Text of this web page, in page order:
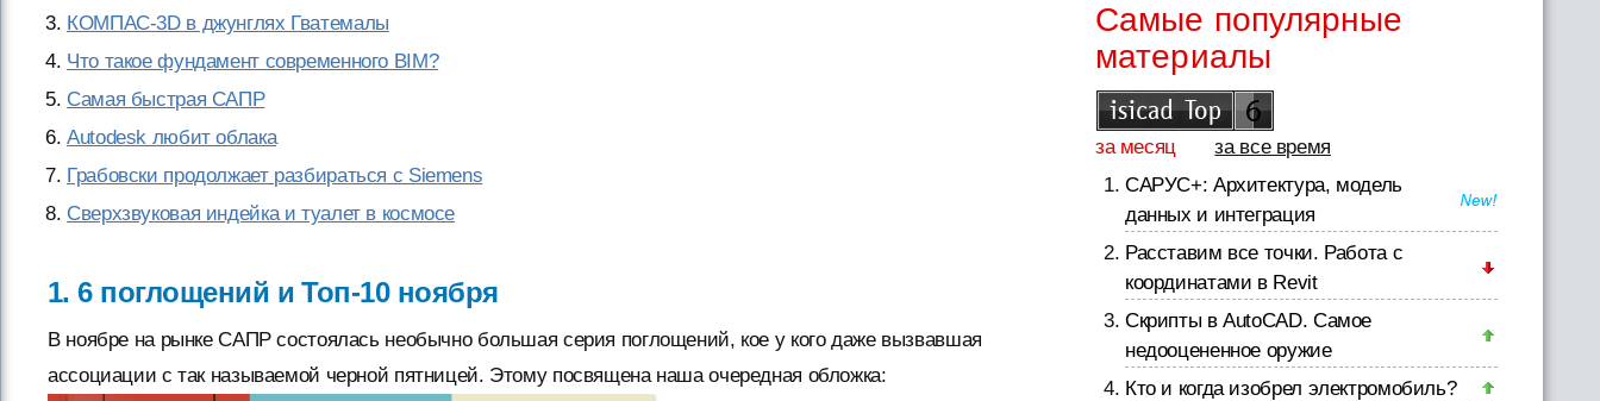
КОМПАС-3D в джунглях Гватемалы
Что такое фундамент современного BIM?
Самая быстрая САПР
Autodesk любит облака
Грабовски продолжает разбираться с Siemens
Сверхзвуковая индейка и туалет в космосе
1. 6 поглощений и Toп-10 ноября
В ноябре на рынке САПР состоялась необычно большая серия поглощений, кое у кого даже вызвавшая
ассоциации с так называемой черной пятницей. Этому посвящена наша очередная обложка:
Самые популярные
материалы
за месяц
за все время
САРУС+: Архитектура, модель
данных и интеграция
Расставим все точки. Работа с
координатами в Revit
Скрипты в AutoCAD. Самое
недооцененное оружие
Кто и когда изобрел электромобиль?